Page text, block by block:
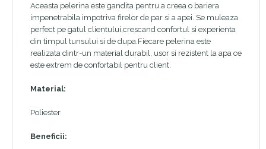
Aceasta pelerina este gandita pentru a creea o bariera
impenetrabila impotriva firelor de par si a apei. Se muleaza
perfect pe gatul clientului,crescand confortul si experienta
din timpul tunsului si de dupa.Fiecare pelerina este
realizata dintr-un material durabil, usor si rezistent la apa ce
este extrem de confortabil pentru client.
Material:
Poliester
Beneficii: